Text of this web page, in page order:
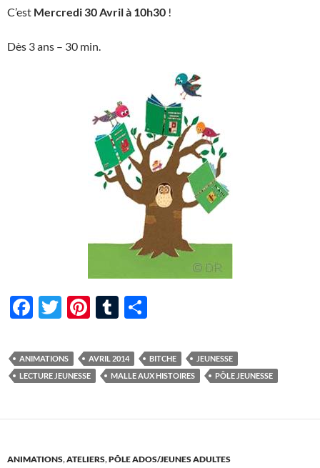
C’est Mercredi 30 Avril à 10h30 !
Dès 3 ans – 30 min.
F
e
b
o
T
itt
er
Pi
er
es
T
m
bl
ta
g
ANIMATIONS AVRIL 2014 BITCHE
JEUNESSE
LECTURE JEUNESSE
MALLE AUX HISTOIRES PÔLE JEUNESSE
ANIMATIONS,ATELIERS,PÔLE ADOS/JEUNES ADULTES